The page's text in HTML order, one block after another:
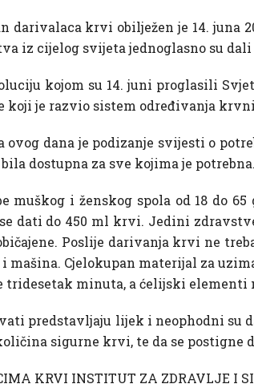
darivalaca krvi obilježen je 14. juna
iz cijelog svijeta jednoglasno su
kojom su 14. juni proglasili
koji je razvio sistem određivanja
ovog dana je podizanje svijesti o
dostupna za sve kojima je potrebna.
muškog i ženskog spola od 18 do
dati do 450 ml krvi. Jedini
Poslije darivanja krvi ne
mašina. Cjelokupan materijal za
minuta, a ćelijski elementi
predstavljaju lijek i neophodni su
sigurne krvi, te da se postigne
KRVI INSTITUT ZA ZDRAVLJE I